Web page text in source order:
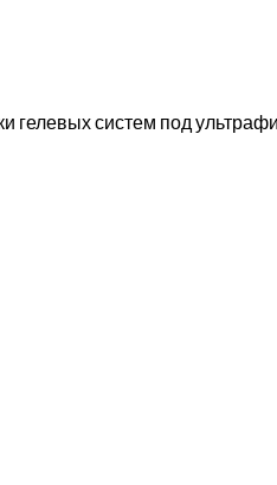
гелевых систем под